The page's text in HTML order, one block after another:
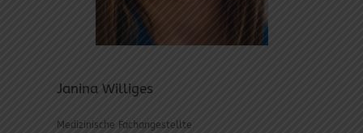
Janina Williges
Medizinische Fachangestellte